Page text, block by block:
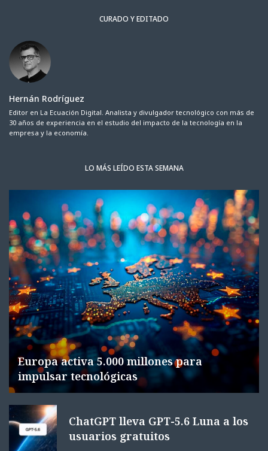
CURADO Y EDITADO
Hernán Rodríguez
Editor en La Ecuación Digital. Analista y divulgador tecnológico con más de
30 años de experiencia en el estudio del impacto de la tecnología en la
empresa y la economía.
LO MÁS LEÍDO ESTA SEMANA
Europa activa 5.000 millones para
impulsar tecnológicas
ChatGPT lleva GPT-5.6 Luna a los
usuarios gratuitos